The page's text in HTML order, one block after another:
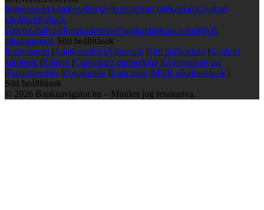
ImpresszumAdatkezelési tájékoztatóSüti tájékoztatóGyakori
kérdésekRólunk
ÜzletszabályzatPanaszkezelésFogalomtárKapcsolatMNB
alkalmazások Süti beállítások
Impresszum |Adatkezelési tájékoztató |Süti tájékoztató |Gyakori
kérdések |Rólunk |Csatlakozz partnerként |Üzletszabályzat
|Panaszkezelés |Fogalomtár |Kapcsolat |MNB alkalmazások |
Süti beállítások
© 2026 Banknavigator.hu – Minden jog fenntartva.